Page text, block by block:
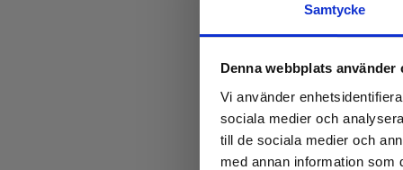
Samtycke
Denna webbplats använder
Vi använder
sociala medier och
till de sociala medier och
med annan information som
2 295kr